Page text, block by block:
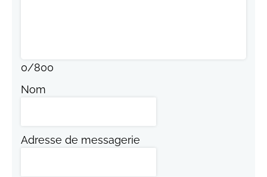
0/800
Nom
Adresse de messagerie